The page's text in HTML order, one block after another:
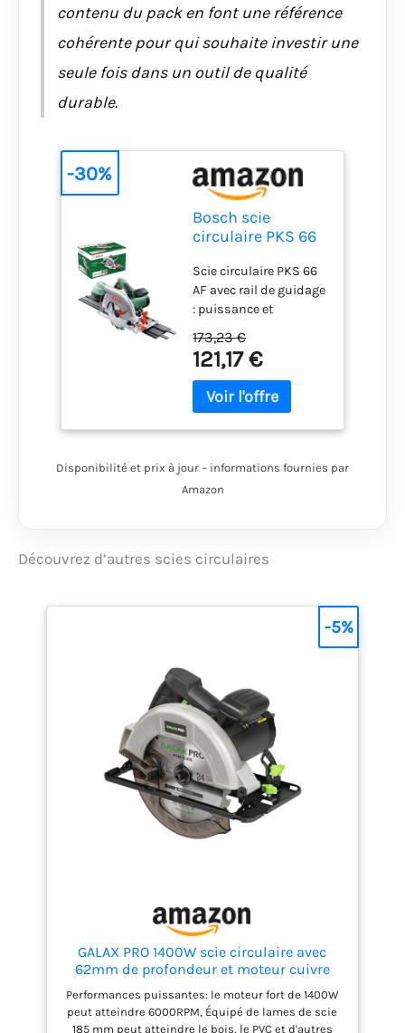
contenu du pack en font une référence
cohérente pour qui souhaite investir une
seule fois dans un outil de qualité
durable.
Bosch scie
circulaire PKS 66
rail de guidage,
carton, 1 600 W)
Scie circulaire PKS 66
AF avec rail de guidage
: puissance et
coupes droites Permet
aussi d’effectuer des
coupes longues très
précises avec le rail de
copeaux sont
CleanSystem fourni
diamètre nominal de
de guidage (de 35 cm
chacun), lame
Speedline Wood
(diamètre 190 mm),
butée parallèle, carton
173,23 €
121,17 €
-30%
Disponibilité et prix à jour – informations fournies par
Amazon
Découvrez d’autres scies circulaires
GALAX PRO 1400W scie circulaire avec
62mm de profondeur et moteur cuivre
Performances puissantes: le moteur fort de 1400W
peut atteindre 6000RPM, Équipé de lames de scie
185 mm peut atteindre le bois, le PVC et d'autres
-5%